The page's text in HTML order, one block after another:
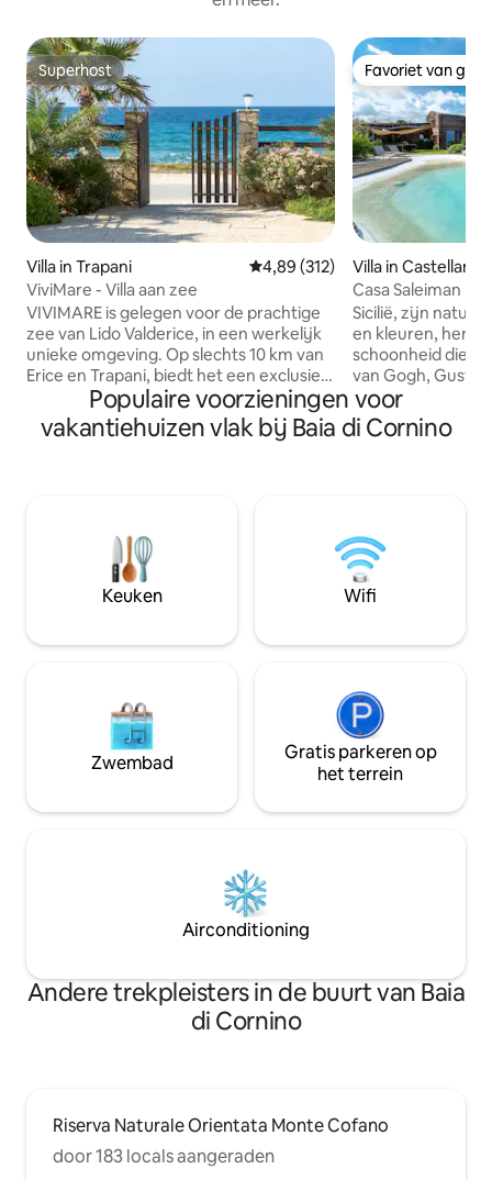
Superhost
Superhost
Villa in Trapani Gemiddelde beoordeling van
4,89 (312)
ViviMare - Villa aan zee
VIVIMARE is gelegen voor de prachtige
zee van Lido Valderice, in een werkelijk
unieke omgeving. Op slechts 10 km van
Erice en Trapani, biedt het een exclusief
terras om romantische
zonsondergangen over de zee te
bewonderen. De villa is voorzien van alle
rustig en gastvrij, vol culturele
ervaringen en smakelijke
gastronomische stops. CIR
19081022C212328 Nationale
IT081022C2IB8ZT5E5
Favoriet van
Favoriet van
Villa in
olfo
Casa Saleiman |
Sicilië, zijn
en kleuren,
schoonheid die
van Gogh,
in hun doeken
belichaamt de
een
hout, strijkijzer,
tijd, water, zon,
het belangrijkste
alleen ontmoet.
Populaire voorzieningen voor
vakantiehuizen vlak bij Baia di Cornino
Keuken Wifi
Zwembad
Gratis parkeren op
het terrein
Airconditioning
Andere trekpleisters in de buurt van Baia
di Cornino
Riserva Naturale Orientata Monte Cofano
door 183 locals aangeraden